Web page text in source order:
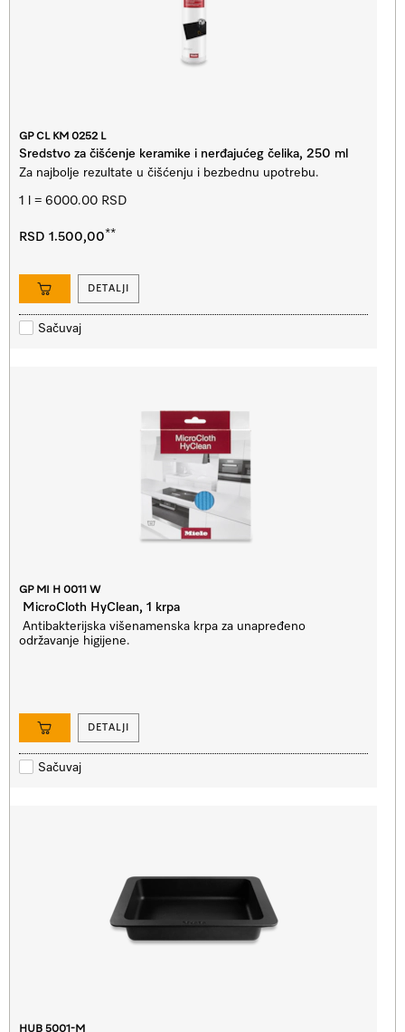
GP CL KM 0252 L
Sredstvo za čišćenje keramike i nerđajućeg čelika, 250 ml
Za najbolje rezultate u čišćenju i bezbednu upotrebu.
1 l = 6000.00 RSD
RSD 1.500,00**
DETALJI
Sačuvaj
GP MI H 0011 W
MicroCloth HyClean, 1 krpa
Antibakterijska višenamenska krpa za unapređeno
održavanje higijene.
DETALJI
Sačuvaj
HUB 5001-M